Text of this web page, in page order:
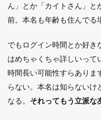
ん」とか「カイトさん」と
前。本名も年齢も住んでる
でもログイン時間とか好き
はめちゃくちゃ詳しいって
時間長い可能性すらありま
らない。本名は知らないけ
なる。 それってもう立派な